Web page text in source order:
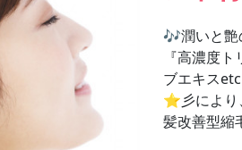
🎶潤いと
『高濃度
ブエキス
⭐彡により
髪改善型縮